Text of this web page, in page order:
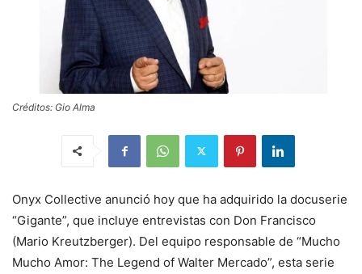
Créditos: Gio Alma
Onyx Collective anunció hoy que ha adquirido la docuserie
“Gigante”, que incluye entrevistas con Don Francisco
(Mario Kreutzberger). Del equipo responsable de “Mucho
Mucho Amor: The Legend of Walter Mercado”, esta serie